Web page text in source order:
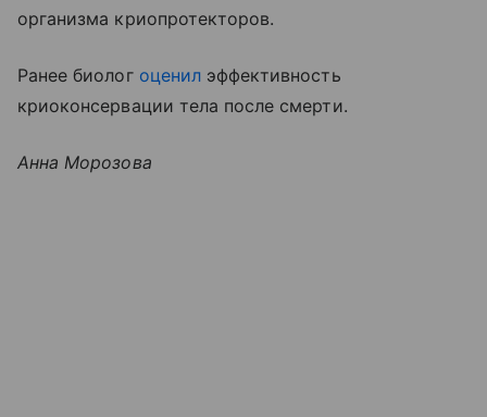
организма криопротекторов.
Ранее биолог оценилэффективность
криоконсервации тела после смерти.
Анна Морозова